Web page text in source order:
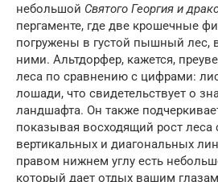
небольшой Святого Георгия и
пергаменте, где две крошечные
погружены в густой пышный
ними. Альтдорфер, кажется,
леса по сравнению с цифрами:
лошади, что свидетельствует о
ландшафта. Он также
показывая восходящий рост
вертикальных и диагональных
правом нижнем углу есть
который дает отдых вашим